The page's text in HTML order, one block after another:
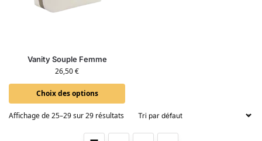
Vanity Souple Femme
26,50€
Choix des options
Affichage de 25–29 sur 29 résultats